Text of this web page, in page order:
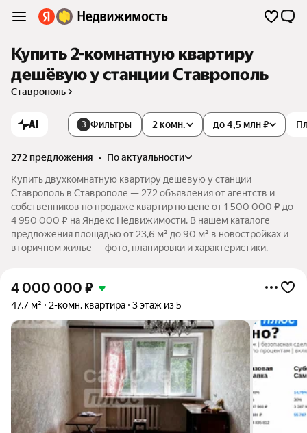
Купить 2-комнатную квартиру
дешёвую у станции Ставрополь
Ставрополь
AI 3 Фильтры 2 комн. до 4,5 млн ₽
272 предложения •
по актуальности
Купить двухкомнатную квартиру дешёвую у станции
Ставрополь в Ставрополе — 272 объявления от агентств и
собственников по продаже квартир по цене от 1 500 000 ₽ до
4 950 000 ₽ на Яндекс Недвижимости. В нашем каталоге
предложения площадью от 23,6 м² до 90 м² в новостройках и
вторичном жилье — фото, планировки и характеристики.
4 000 000 ₽
47,7 м² 2-комн. квартира 3 этаж из 5